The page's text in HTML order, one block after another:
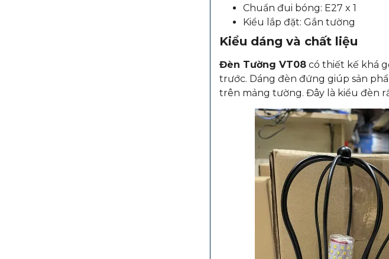
Chuẩn đui bóng: E27 x 1
Kiểu lắp đặt: Gắn tường
Kiểu dáng và chất liệu
Đèn Tường VT08có thiết kế khá
trước. Dáng đèn đứng giúp sản
trên mảng tường. Đây là kiểu đèn